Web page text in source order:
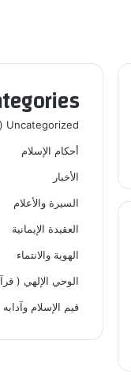
Uncategorized ( محاور التربية الإسلامية)
أحكام الإسلام
الأخبار
السيرة والأعلام
العقيدة الإيمانية
الهوية والانتماء
الوحي الإلهي (
قيم الإسلام وآدابه